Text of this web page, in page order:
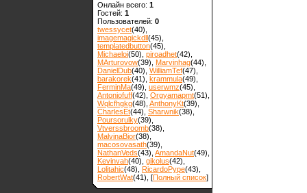
Онлайн всего: 1
Гостей: 1
Пользователей: 0
twessycet(40)
imagemagickdll(45)
templatedbutton(45)
Michaeloi(50) piroadhet(42)
MArturovow(39) Marvinhag(44)
DanielDub(40) WilliamTef(47)
barakorek(41) krammula(49)
FerminMa(49) userwmz(45)
Antoniofuff(42) Orgyamapmt(51)
Wqlcfhgkg(48) AnthonyKt(39)
CharlesEt(44) Sharwnik(38)
Poursorulky(39)
Vtverssbroomb(38)
MalvinaBior(38)
macosovasath(39)
NathanVeds(43) AmandaNut(49)
Kevinvah(40) gikolus(42)
Lolitahic(48) RicardoPype(43)
RobertWat(41) , [Полный список]